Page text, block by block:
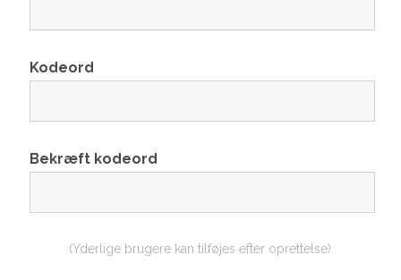
Kodeord
Bekræft kodeord
(Yderlige brugere kan tilføjes efter oprettelse)